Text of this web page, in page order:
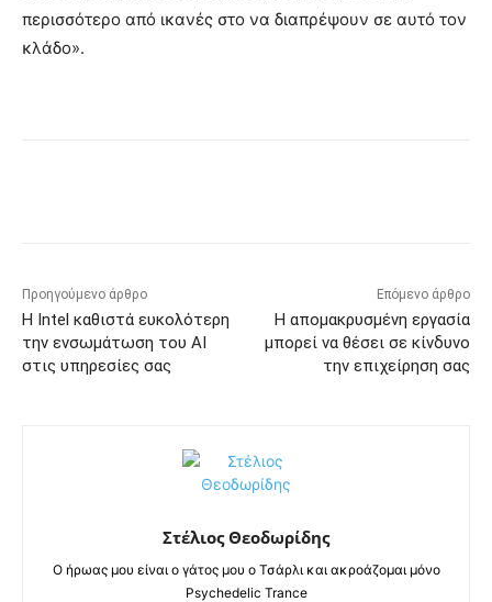
περισσότερο από ικανές στο να διαπρέψουν σε αυτό τον
κλάδο».
Προηγούμενο άρθρο
Η Intel καθιστά ευκολότερη
την ενσωμάτωση του AI
στις υπηρεσίες σας
Επόμενο άρθρο
Η απομακρυσμένη εργασία
μπορεί να θέσει σε κίνδυνο
την επιχείρηση σας
Στέλιος Θεοδωρίδης
Ο ήρωας μου είναι ο γάτος μου ο Τσάρλι και ακροάζομαι μόνο
Psychedelic Trance